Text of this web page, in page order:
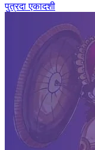
पुत्रदा एकादशी